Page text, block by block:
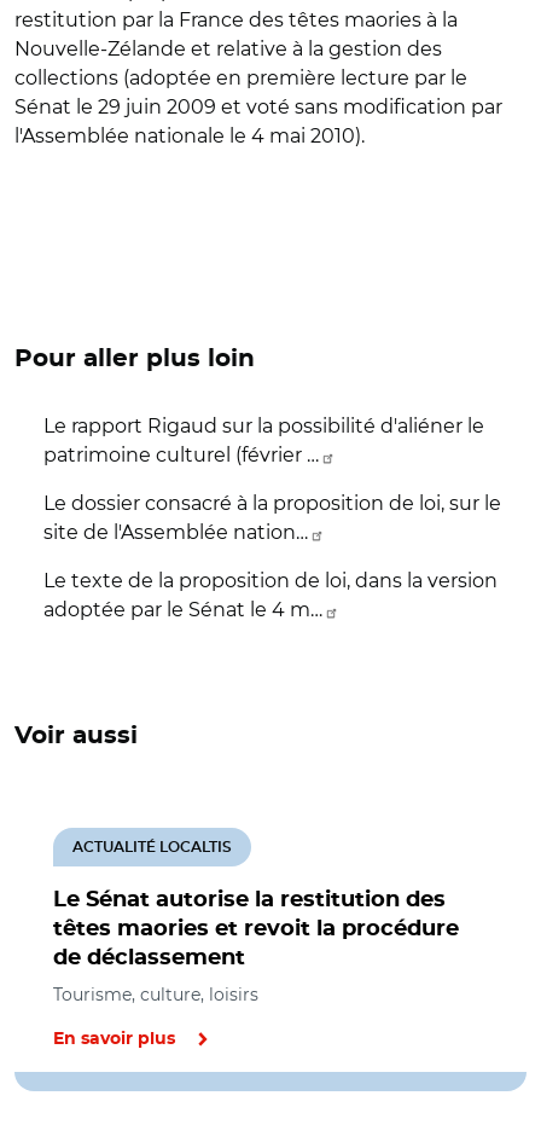
restitution par la France des têtes maories à la
Nouvelle-Zélande et relative à la gestion des
collections (adoptée en première lecture par le
Sénat le 29 juin 2009 et voté sans modification par
l'Assemblée nationale le 4 mai 2010).
Pour aller plus loin
Le rapport Rigaud sur la possibilité d'aliéner le
patrimoine culturel (février …
Le dossier consacré à la proposition de loi, sur le
site de l'Assemblée nation…
Le texte de la proposition de loi, dans la version
adoptée par le Sénat le 4 m…
Voir aussi
Le Sénat autorise la restitution des
têtes maories et revoit la procédure
de déclassement
ACTUALITÉ LOCALTIS
Tourisme, culture, loisirs
En savoir plus